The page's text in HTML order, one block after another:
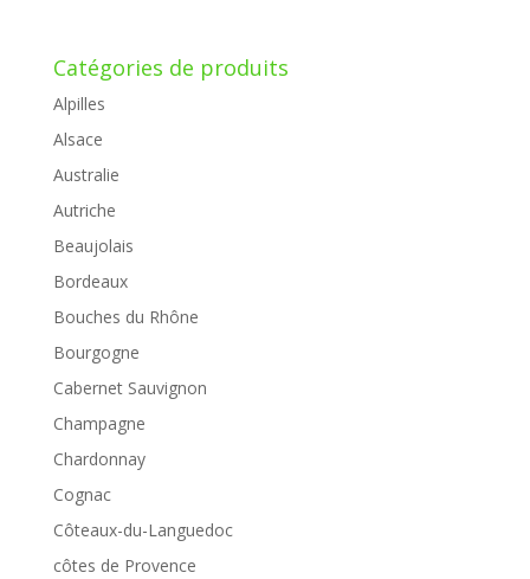
Catégories de produits
Alpilles
Alsace
Australie
Autriche
Beaujolais
Bordeaux
Bouches du Rhône
Bourgogne
Cabernet Sauvignon
Champagne
Chardonnay
Cognac
Côteaux-du-Languedoc
côtes de Provence